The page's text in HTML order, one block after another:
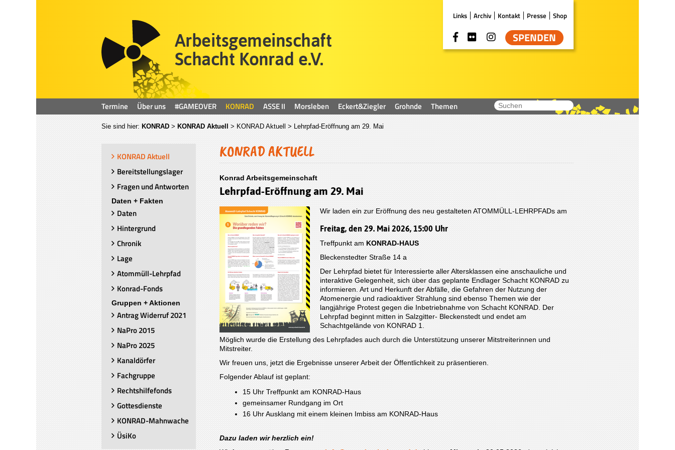
Links Archiv Kontakt Presse Shop
SPENDEN
Termine Über uns #GAMEOVER KONRAD ASSE II Morsleben Eckert&Ziegler Grohnde Themen
Sie sind hier: KONRAD > KONRAD Aktuell > KONRAD Aktuell > Lehrpfad-Eröffnung am 29. Mai
KONRAD Aktuell
Bereitstellungslager
Fragen und Antworten
Daten + Fakten
Daten
Hintergrund
Chronik
Lage
Atommüll-Lehrpfad
Konrad-Fonds
Gruppen + Aktionen
Antrag Widerruf 2021
NaPro 2015
NaPro 2025
Kanaldörfer
Fachgruppe
Rechtshilfefonds
Gottesdienste
KONRAD-Mahnwache
ÜsiKo
KONRAD AKTUELL
Konrad Arbeitsgemeinschaft
Lehrpfad-Eröffnung am 29. Mai
Wir laden ein zur Eröffnung des neu gestalteten ATOMMÜLL-LEHRPFADs am
Freitag, den 29. Mai 2026, 15:00 Uhr
Treffpunkt am KONRAD-HAUS
Bleckenstedter Straße 14 a
Der Lehrpfad bietet für Interessierte aller Altersklassen eine anschauliche und
interaktive Gelegenheit, sich über das geplante Endlager Schacht KONRAD zu
informieren. Art und Herkunft der Abfälle, die Gefahren der Nutzung der
Atomenergie und radioaktiver Strahlung sind ebenso Themen wie der
langjährige Protest gegen die Inbetriebnahme von Schacht KONRAD. Der
Lehrpfad beginnt mitten in Salzgitter- Bleckenstedt und endet am
Schachtgelände von KONRAD 1.
Möglich wurde die Erstellung des Lehrpfades auch durch die Unterstützung unserer Mitstreiterinnen und
Mitstreiter.
Wir freuen uns, jetzt die Ergebnisse unserer Arbeit der Öffentlichkeit zu präsentieren.
Folgender Ablauf ist geplant:
15 Uhr Treffpunkt am KONRAD-Haus
gemeinsamer Rundgang im Ort
16 Uhr Ausklang mit einem kleinen Imbiss am KONRAD-Haus
Dazu laden wir herzlich ein!